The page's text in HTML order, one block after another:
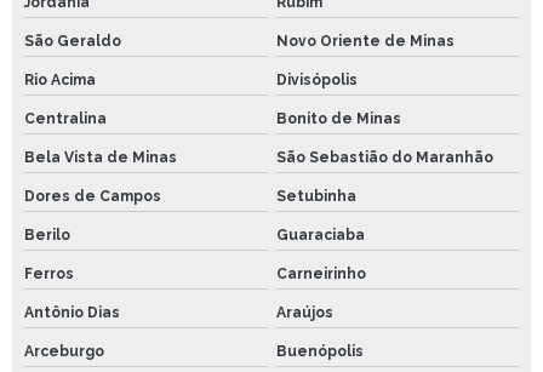
São Geraldo Novo Oriente de Minas
Rio Acima Divisópolis
Centralina Bonito de Minas
Bela Vista de Minas São Sebastião do Maranhão
Dores de Campos Setubinha
Berilo Guaraciaba
Ferros Carneirinho
Antônio Dias Araújos
Arceburgo Buenópolis